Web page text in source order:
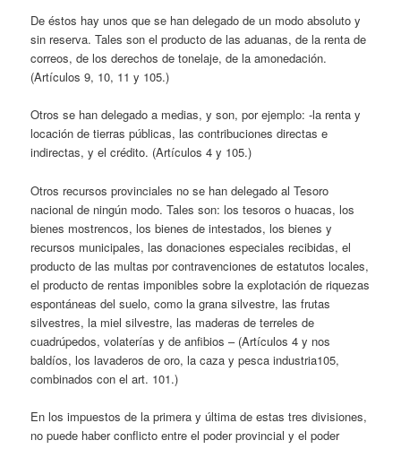
De éstos hay unos que se han delegado de un modo absoluto y
sin reserva. Tales son el producto de las aduanas, de la renta de
correos, de los derechos de tonelaje, de la amonedación.
(Artículos 9, 10, 11 y 105.)
Otros se han delegado a medias, y son, por ejemplo: -la renta y
locación de tierras públicas, las contribuciones directas e
indirectas, y el crédito. (Artículos 4 y 105.)
Otros recursos provinciales no se han delegado al Tesoro
nacional de ningún modo. Tales son: los tesoros o huacas, los
bienes mostrencos, los bienes de intestados, los bienes y
recursos municipales, las donaciones especiales recibidas, el
producto de las multas por contravenciones de estatutos locales,
el producto de rentas imponibles sobre la explotación de riquezas
espontáneas del suelo, como la grana silvestre, las frutas
silvestres, la miel silvestre, las maderas de terreles de
cuadrúpedos, volaterías y de anfibios – (Artículos 4 y nos
baldíos, los lavaderos de oro, la caza y pesca industria105,
combinados con el art. 101.)
En los impuestos de la primera y última de estas tres divisiones,
no puede haber conflicto entre el poder provincial y el poder